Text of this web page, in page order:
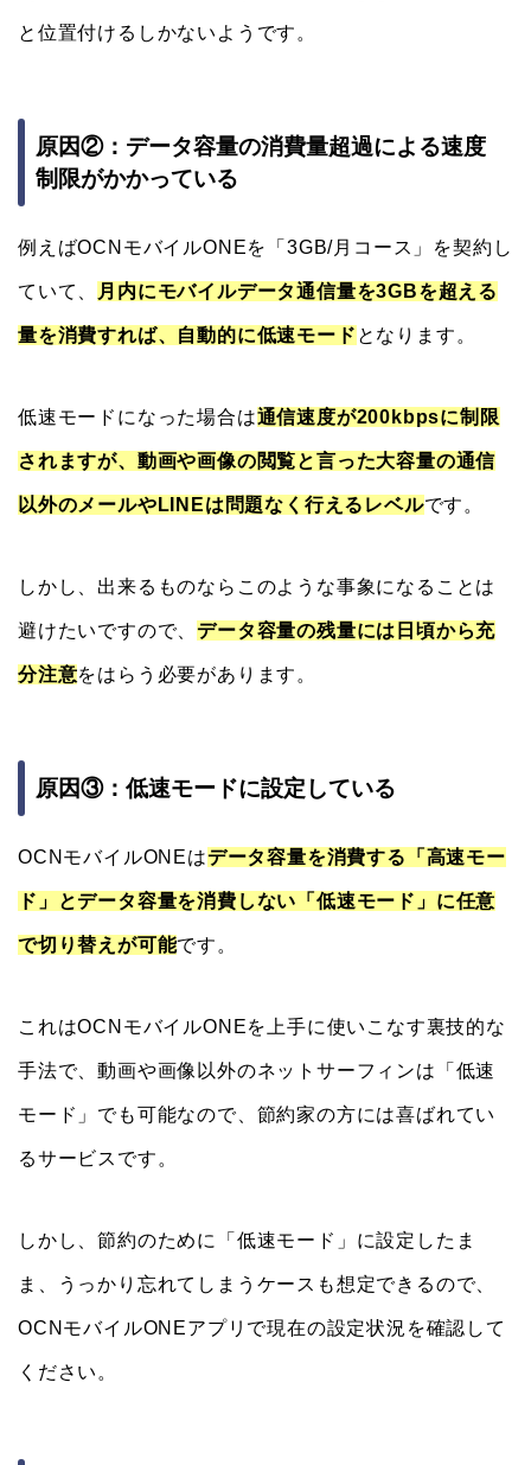
と位置付けるしかないようです。
原因②：データ容量の消費量超過による速度
制限がかかっている
例えばOCNモバイルONEを「3GB/月コース」を契約し
ていて、 月内にモバイルデータ通信量を3GBを超える
量を消費すれば、自動的に低速モード となります。
低速モードになった場合は通信速度が200kbpsに制限
されますが、動画や画像の閲覧と言った大容量の通信
以外のメールやLINEは問題なく行えるレベルです。
しかし、出来るものならこのような事象になることは
避けたいですので、データ容量の残量には日頃から充
分注意をはらう必要があります。
原因③：低速モードに設定している
OCNモバイルONEはデータ容量を消費する「高速モー
ド」とデータ容量を消費しない「低速モード」に任意
で切り替えが可能です。
これはOCNモバイルONEを上手に使いこなす裏技的な
手法で、動画や画像以外のネットサーフィンは「低速
モード」でも可能なので、節約家の方には喜ばれてい
るサービスです。
しかし、節約のために「低速モード」に設定したま
ま、うっかり忘れてしまうケースも想定できるので、
OCNモバイルONEアプリで現在の設定状況を確認して
ください。